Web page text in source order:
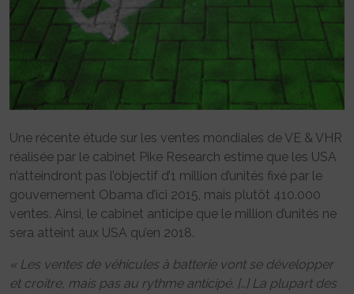
Une récente étude sur les ventes mondiales de VE & VHR
réalisée par le cabinet Pike Research estime que les USA
n’atteindront pas l’objectif d’1 million d’unités fixé par le
gouvernement Obama d’ici 2015, mais plutôt 410.000
ventes. Ainsi, le cabinet anticipe que le million d’unités ne
sera atteint aux USA qu’en 2018.
« Les ventes de véhicules à batterie vont se développer
et croitre, mais pas au rythme anticipé. […] La plupart des